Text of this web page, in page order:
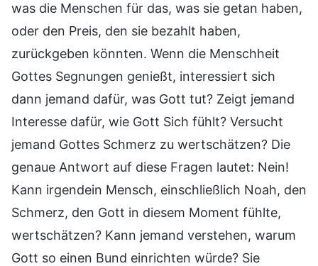
was die Menschen für das, was sie getan haben,
oder den Preis, den sie bezahlt haben,
zurückgeben könnten. Wenn die Menschheit
Gottes Segnungen genießt, interessiert sich
dann jemand dafür, was Gott tut? Zeigt jemand
Interesse dafür, wie Gott Sich fühlt? Versucht
jemand Gottes Schmerz zu wertschätzen? Die
genaue Antwort auf diese Fragen lautet: Nein!
Kann irgendein Mensch, einschließlich Noah, den
Schmerz, den Gott in diesem Moment fühlte,
wertschätzen? Kann jemand verstehen, warum
Gott so einen Bund einrichten würde? Sie